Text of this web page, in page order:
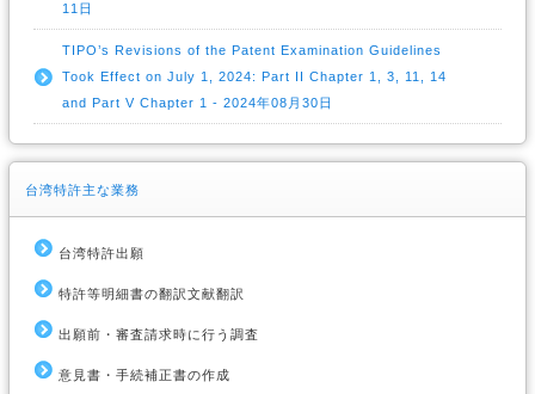
11日
TIPO’s Revisions of the Patent Examination Guidelines
Took Effect on July 1, 2024: Part II Chapter 1, 3, 11, 14
and Part V Chapter 1 - 2024年08月30日
台湾特許主な業務
台湾特許出願
特許等明細書の翻訳文献翻訳
出願前・審査請求時に行う調査
意見書・手続補正書の作成